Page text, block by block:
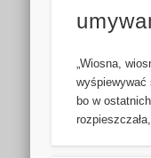
„Wiosna,
wyśpiewywać
bo w